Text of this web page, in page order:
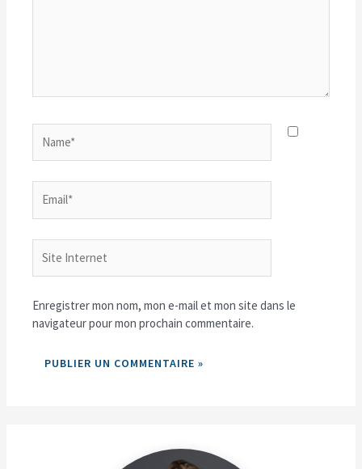
Internet
Enregistrer mon nom, mon e-mail et mon site dans le
navigateur pour mon prochain commentaire.